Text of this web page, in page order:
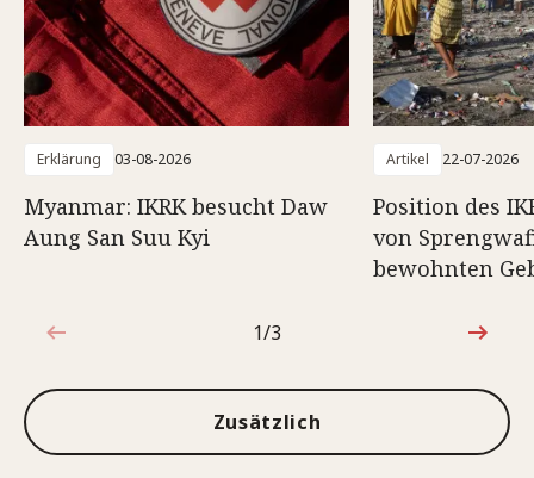
Erklärung 03-08-2026
Myanmar: IKRK besucht Daw
Aung San Suu Kyi
Artikel 22-07-2026
Position des
von
bewohnten
1von3
1/3
Zusätzlich